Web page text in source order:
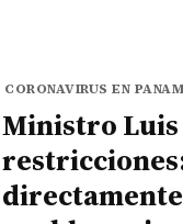
CORONAVIRUS EN
Ministro Luis